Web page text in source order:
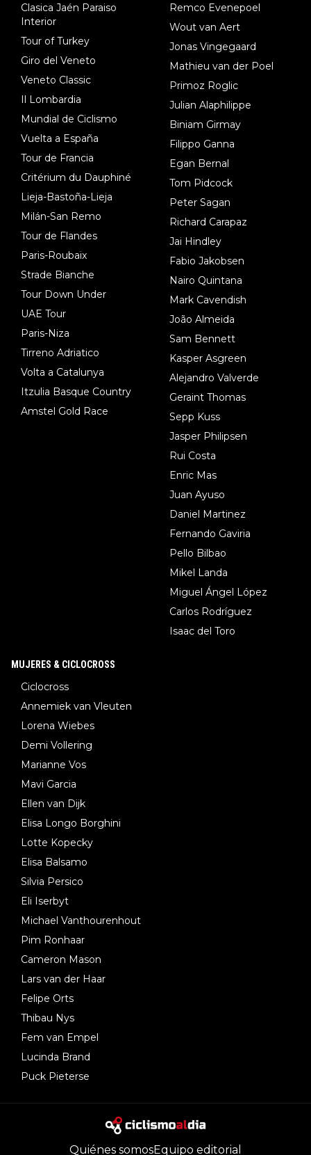
Clasica Jaén Paraiso
Interior
Tour of Turkey
Giro del Veneto
Veneto Classic
Il Lombardia
Mundial de Ciclismo
Vuelta a España
Tour de Francia
Critérium du Dauphiné
Lieja-Bastoña-Lieja
Milán-San Remo
Tour de Flandes
Paris-Roubaix
Strade Bianche
Tour Down Under
UAE Tour
Paris-Niza
Tirreno Adriatico
Volta a Catalunya
Itzulia Basque Country
Amstel Gold Race
Remco Evenepoel
Wout van Aert
Jonas Vingegaard
Mathieu van der Poel
Primoz Roglic
Julian Alaphilippe
Biniam Girmay
Filippo Ganna
Egan Bernal
Tom Pidcock
Peter Sagan
Richard Carapaz
Jai Hindley
Fabio Jakobsen
Nairo Quintana
Mark Cavendish
João Almeida
Sam Bennett
Kasper Asgreen
Alejandro Valverde
Geraint Thomas
Sepp Kuss
Jasper Philipsen
Rui Costa
Enric Mas
Juan Ayuso
Daniel Martinez
Fernando Gaviria
Pello Bilbao
Mikel Landa
Miguel Ángel López
Carlos Rodríguez
Isaac del Toro
MUJERES & CICLOCROSS
Ciclocross
Annemiek van Vleuten
Lorena Wiebes
Demi Vollering
Marianne Vos
Mavi Garcia
Ellen van Dijk
Elisa Longo Borghini
Lotte Kopecky
Elisa Balsamo
Silvia Persico
Eli Iserbyt
Michael Vanthourenhout
Pim Ronhaar
Cameron Mason
Lars van der Haar
Felipe Orts
Thibau Nys
Fem van Empel
Lucinda Brand
Puck Pieterse
Quiénes somosEquipo editorial